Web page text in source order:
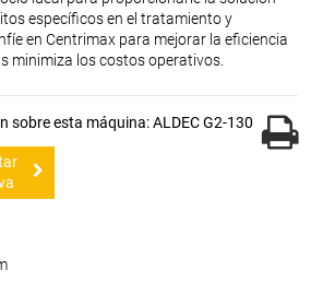
específicos en el tratamiento y
en Centrimax para mejorar la eficiencia
minimiza los costos operativos.
sobre esta máquina: ALDEC G2-130